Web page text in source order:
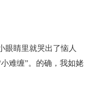
眼睛里就哭出了恼人
难缠”。的确，我如姥